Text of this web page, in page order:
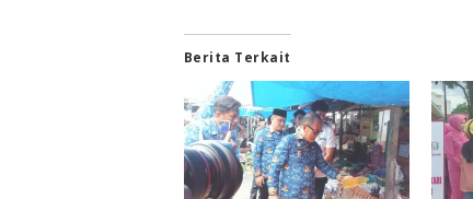
Berita Terkait